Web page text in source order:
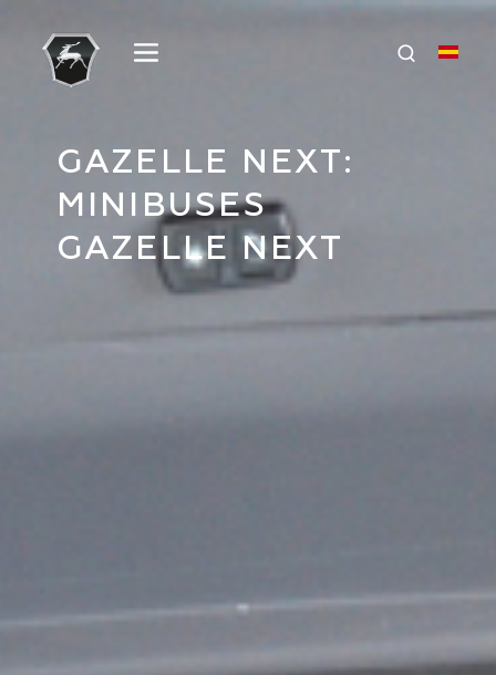
GAZELLE NEXT:
MINIBUSES
GAZELLE NEXT